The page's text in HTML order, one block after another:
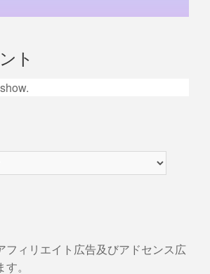
ト
フィリエイト広告及びアドセンス広
。